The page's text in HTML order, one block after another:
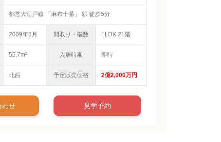
都営大江戸線 「麻布十番」 駅 徒歩5分
2009年6月 間取り・階数 1LDK 21階
55.7m² 入居時期 即時
北西 予定販売価格 2億2,000万円
わせ 見学予約